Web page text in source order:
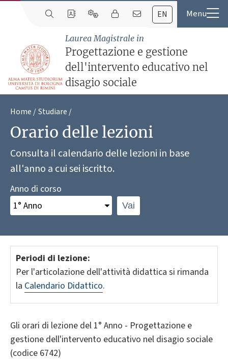
EN
Laurea Magistrale in
Progettazione e gestione
dell'intervento educativo nel
disagio sociale
Home Studiare
Orario delle lezioni
Consulta il calendario delle lezioni in base
all'anno a cui sei iscritto.
Anno di corso
Vai
Periodi di lezione:
Per l'articolazione dell'attività didattica si rimanda
la Calendario Didattico.
Gli orari di lezione del 1° Anno - Progettazione e
gestione dell'intervento educativo nel disagio sociale
(codice 6742)